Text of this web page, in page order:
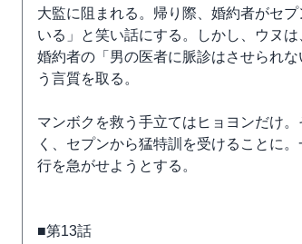
大監に阻まれる。帰り際、婚約者がセ
いる」と笑い話にする。しかし、ウヌ
婚約者の「男の医者に脈診はさせられ
う言質を取る。
マンボクを救う手立てはヒョヨンだけ
く、セプンから猛特訓を受けることに
行を急がせようとする。
■第13話